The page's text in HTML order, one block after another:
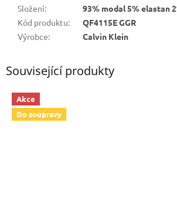
Složení:
93% modal 5% elastan
Kód produktu:
QF4115E GGR
Výrobce: Calvin Klein
Související produkty
Akce
Do soupravy